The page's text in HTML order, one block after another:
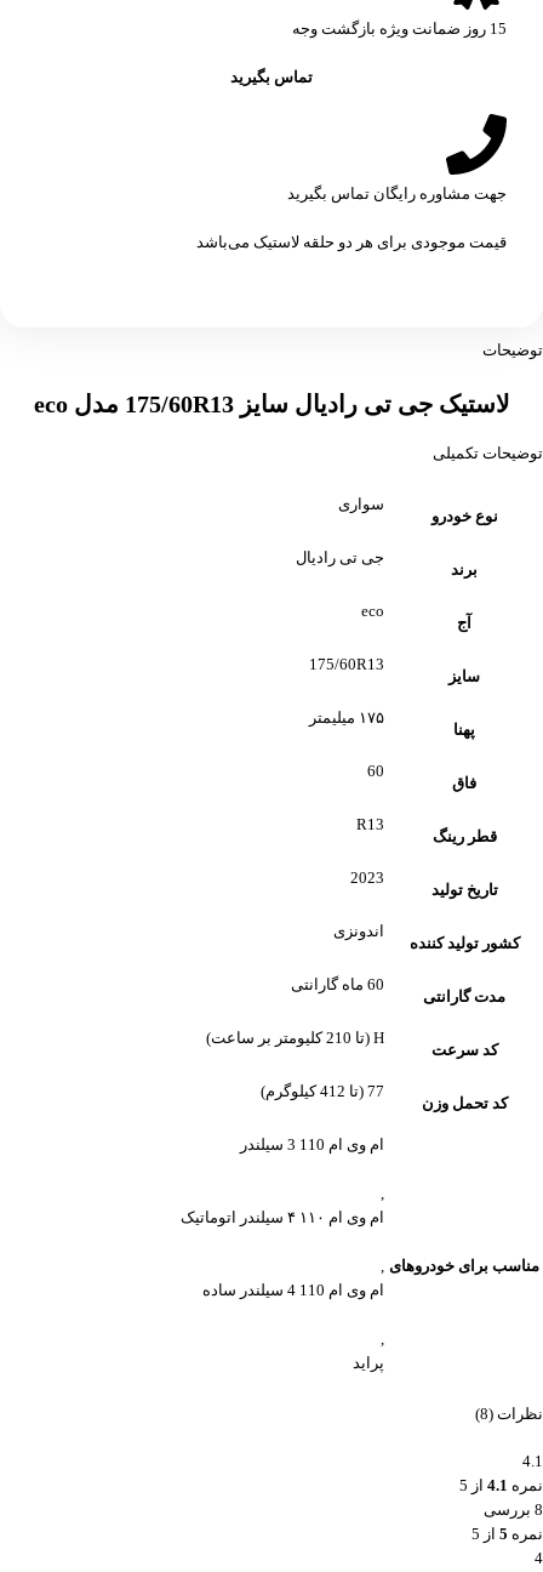
15 روز ضمانت ویژه بازگشت وجه
تماس بگیرید
جهت مشاوره رایگان تماس بگیرید
قیمت موجودی برای هر دو حلقه لاستیک می‌باشد
توضیحات
لاستیک جی تی رادیال سایز 175/60R13 مدل eco
توضیحات تکمیلی
نوع خودرو
سواری
برند
جی تی رادیال
آج
eco
سایز
175/60R13
پهنا
۱۷۵ میلیمتر
فاق
60
قطر رینگ
R13
تاریخ تولید
2023
کشور تولید کننده
اندونزی
مدت گارانتی
60 ماه گارانتی
کد سرعت
H (تا 210 کلیومتر بر ساعت)
کد تحمل وزن
77 (تا 412 کیلوگرم)
مناسب برای خودروهای
ام وی ام 110 3 سیلندر
,
ام وی ام ۱۱۰ ۴ سیلندر اتوماتیک
,
ام وی ام 110 4 سیلندر ساده
,
پراید
نظرات (8)
4.1
نمره 4.1 از 5
8 بررسی
نمره 5 از 5
4